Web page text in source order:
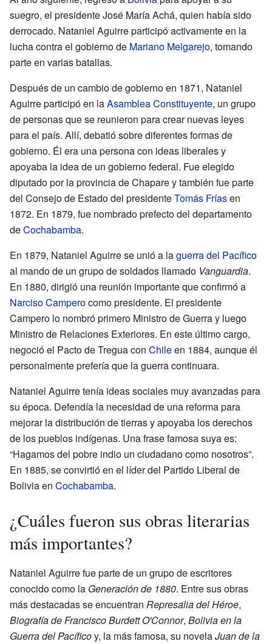
suegro, el presidente José María Achá, quien había sido
derrocado. Nataniel Aguirre participó activamente en la
lucha contra el gobierno de Mariano Melgarejo, tomando
parte en varias batallas.
Después de un cambio de gobierno en 1871, Nataniel
Aguirre participó en laAsamblea Constituyente, un grupo
de personas que se reunieron para crear nuevas leyes
para el país. Allí, debatió sobre diferentes formas de
gobierno. Él era una persona con ideas liberales y
apoyaba la idea de un gobierno federal. Fue elegido
diputado por la provincia de Chapare y también fue parte
del Consejo de Estado del presidenteTomás Fríasen
1872. En 1879, fue nombrado prefecto del departamento
deCochabamba.
En 1879, Nataniel Aguirre se unió a laguerra del Pacífico
al mando de un grupo de soldados llamado Vanguardia.
En 1880, dirigió una reunión importante que confirmó a
Narciso Camperocomo presidente. El presidente
Campero lo nombró primero Ministro de Guerra y luego
Ministro de Relaciones Exteriores. En este último cargo,
negoció el Pacto de Tregua con Chileen 1884, aunque él
personalmente prefería que la guerra continuara.
Nataniel Aguirre tenía ideas sociales muy avanzadas para
su época. Defendía la necesidad de una reforma para
mejorar la distribución de tierras y apoyaba los derechos
de los pueblos indígenas. Una frase famosa suya es:
“Hagamos del pobre indio un ciudadano como nosotros”.
En 1885, se convirtió en el líder del Partido Liberal de
Bolivia en Cochabamba.
¿Cuáles fueron sus obras literarias
más importantes?
Nataniel Aguirre fue parte de un grupo de escritores
conocido como la Generación de 1880. Entre sus obras
más destacadas se encuentran Represalia del Héroe,
Biografía de Francisco Burdett O'Connor, Bolivia en la
Guerra del Pacíficoy, la más famosa, su novelaJuan de la